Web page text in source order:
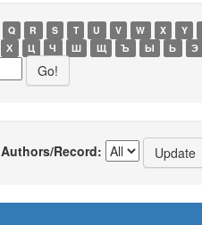
Q R S T U V W X Y
Х Ц Ч Ш Щ Ъ Ы Ь Э
Authors/Record: